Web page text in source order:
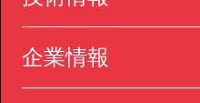
企業情報